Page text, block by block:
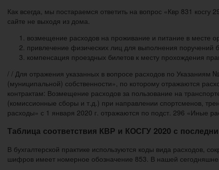
Как всегда, мы постараемся ответить на вопрос «Квр 831
сайте не выходя из дома.
возмещение расходов на проживание и питание в месте
привлечение физических лиц для выполнения поручений
компенсация проездных билетов к месту прохождения
/ / Для отражения указанных в вопросе расходов по Указаниям
(муниципальной) собственности», по которому отражаются
контрактам: Возмещение расходов за пользование на
(комиссионные сборы и т.д.) при направлении спортсменов,
расходы» с 1 января 2020 г. отражаются по подст. 296 «Иные
Таблица соответствия КВР и КОСГУ 2020 с
В бухгалтерской практике используются коды вида расходов,
шифров имеет номерное обозначение 853. В нашей